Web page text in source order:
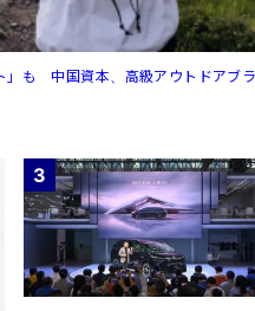
」も 中国資本、高級アウトドアブ
3